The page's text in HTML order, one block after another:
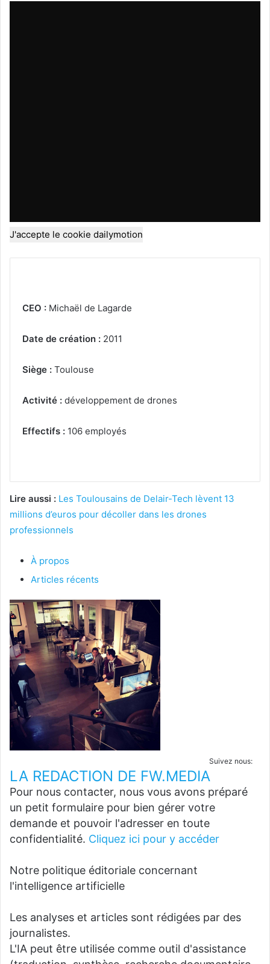
J'accepte le cookie dailymotion
CEO : Michaël de Lagarde
Date de création : 2011
Siège : Toulouse
Activité : développement de drones
Effectifs : 106 employés
Lire aussi : Les Toulousains de Delair-Tech lèvent 13
millions d’euros pour décoller dans les drones
professionnels
À propos
Articles récents
Suivez nous:
LA REDACTION DE FW.MEDIA
Pour nous contacter, nous vous avons préparé
un petit formulaire pour bien gérer votre
demande et pouvoir l'adresser en toute
confidentialité. Cliquez ici pour y accéder
Notre politique éditoriale concernant
l'intelligence artificielle
Les analyses et articles sont rédigées par des
journalistes.
L'IA peut être utilisée comme outil d'assistance